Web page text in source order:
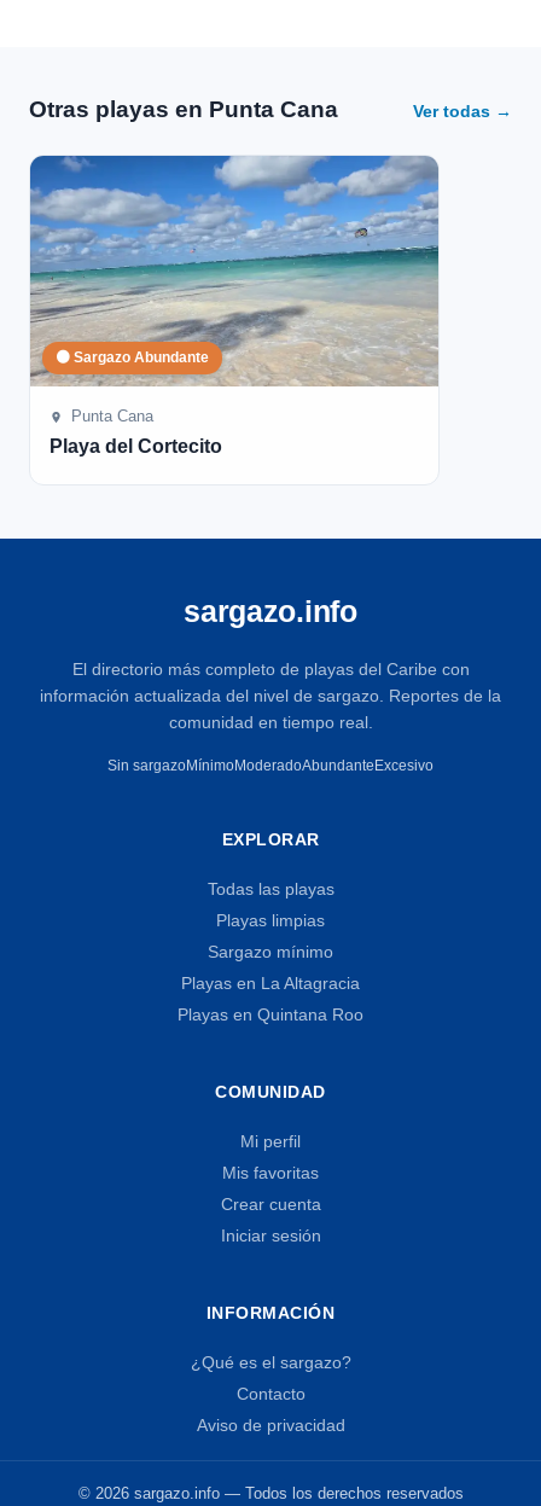
Otras playas en Punta Cana Ver todas →
🟠 Sargazo Abundante
Punta Cana
Playa del Cortecito
sargazo.info
El directorio más completo de playas del Caribe con
información actualizada del nivel de sargazo. Reportes de la
comunidad en tiempo real.
Sin sargazoMínimoModeradoAbundanteExcesivo
EXPLORAR
Todas las playas
Playas limpias
Sargazo mínimo
Playas en La Altagracia
Playas en Quintana Roo
COMUNIDAD
Mi perfil
Mis favoritas
Crear cuenta
Iniciar sesión
INFORMACIÓN
¿Qué es el sargazo?
Contacto
Aviso de privacidad
© 2026 sargazo.info — Todos los derechos reservados